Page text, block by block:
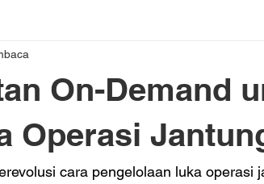
On-Demand
Operasi
cara pengelolaan luka operasi